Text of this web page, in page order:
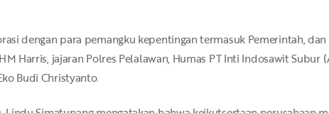
dengan para pemangku kepentingan termasuk Pemerintah,
Harris, jajaran Polres Pelalawan, Humas PT Inti Indosawit Subur
Budi Christyanto.